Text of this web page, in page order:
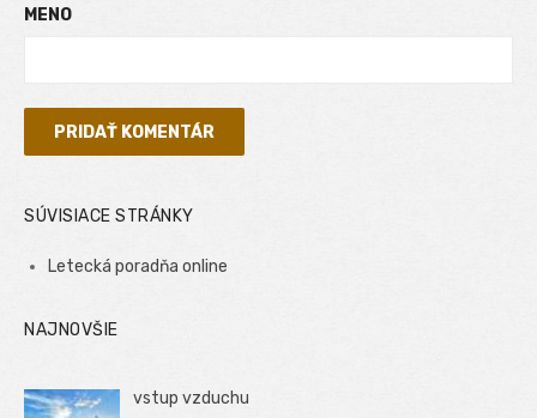
MENO
SÚVISIACE STRÁNKY
Letecká poradňa online
NAJNOVŠIE
vstup vzduchu